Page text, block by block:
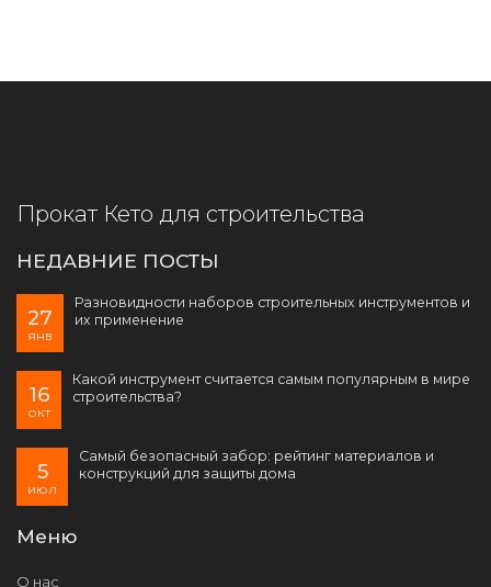
Прокат Кето для строительства
НЕДАВНИЕ ПОСТЫ
27
янв
Разновидности наборов строительных инструментов и
их применение
16
окт
Какой инструмент считается самым популярным в мире
строительства?
5
июл
Самый безопасный забор: рейтинг материалов и
конструкций для защиты дома
Меню
О нас